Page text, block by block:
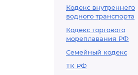
Кодекс внутреннего
водного транспорта
Кодекс торгового
мореплавания РФ
Семейный кодекс
ТК РФ